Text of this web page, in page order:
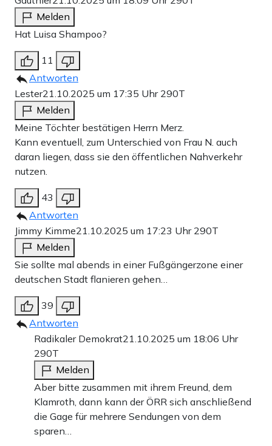
Melden
Hat Luisa Shampoo?
11
Antworten
Lester21.10.2025 um 17:35 Uhr 290T
Melden
Meine Töchter bestätigen Herrn Merz.
Kann eventuell, zum Unterschied von Frau N. auch
daran liegen, dass sie den öffentlichen Nahverkehr
nutzen.
43
Antworten
Jimmy Kimme21.10.2025 um 17:23 Uhr 290T
Melden
Sie sollte mal abends in einer Fußgängerzone einer
deutschen Stadt flanieren gehen…
39
Antworten
Radikaler Demokrat21.10.2025 um 18:06 Uhr
290T
Melden
Aber bitte zusammen mit ihrem Freund, dem
Klamroth, dann kann der ÖRR sich anschließend
die Gage für mehrere Sendungen von dem
sparen…